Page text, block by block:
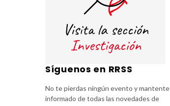
Síguenos en RRSS
No te pierdas ningún evento y mantente
informado de todas las novedades de